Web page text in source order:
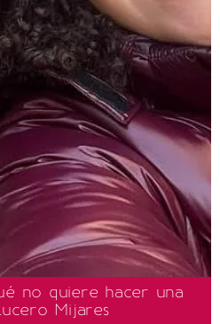
no quiere hacer una
Mijares